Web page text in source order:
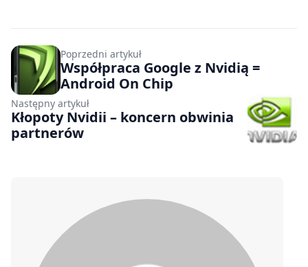
Poprzedni artykuł
Współpraca Google z Nvidią =
Android On Chip
Następny artykuł
Kłopoty Nvidii – koncern obwinia
partnerów